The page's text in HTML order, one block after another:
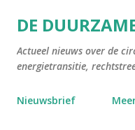
DE
Actueel nieuws over de
energietransitie,
Nieuwsbrief